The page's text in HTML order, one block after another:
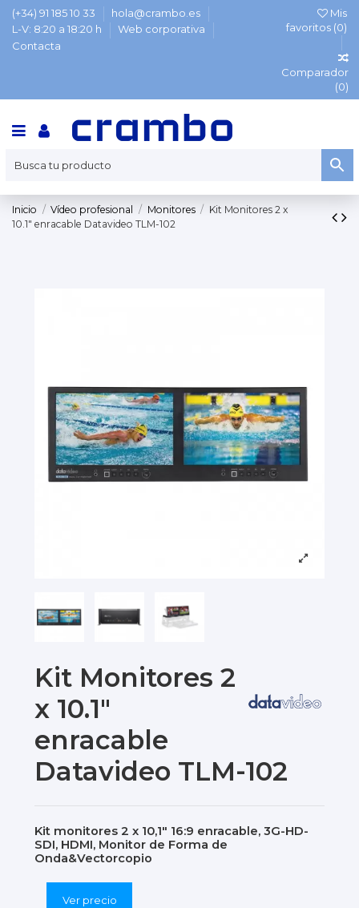
(+34) 91 185 10 33
hola@crambo.es
L-V: 8:20 a 18:20 h
Web corporativa
Contacta
Mis
favoritos (0)
Comparador
(0)
Inicio Vídeo profesional Monitores
Kit Monitores 2 x
10.1" enracable Datavideo TLM-102
Kit Monitores 2
x 10.1"
enracable
Datavideo TLM-102
Kit monitores 2 x 10,1" 16:9 enracable, 3G-HD-
SDI, HDMI, Monitor de Forma de
Onda&Vectorcopio
Ver precio